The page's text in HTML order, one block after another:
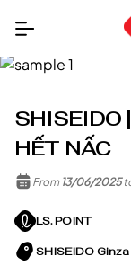
SHISEIDO
HẾT NẤC
From 13/06/2025
LS. POINT
SHISEIDO